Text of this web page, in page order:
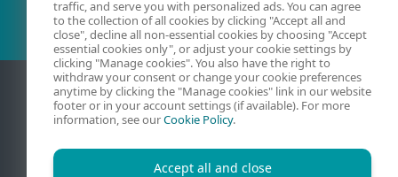
traffic, and serve you with personalized ads. You can agree
to the collection of all cookies by clicking "Accept all and
close", decline all non-essential cookies by choosing "Accept
essential cookies only", or adjust your cookie settings by
clicking "Manage cookies". You also have the right to
withdraw your consent or change your cookie preferences
anytime by clicking the "Manage cookies" link in our website
footer or in your account settings (if available). For more
information, see ourCookie Policy.
Accept all and close